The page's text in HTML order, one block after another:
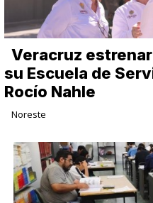
Veracruz
su Escuela de
Rocío Nahle
Noreste